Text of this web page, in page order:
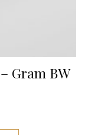
Gram BW
Este producto